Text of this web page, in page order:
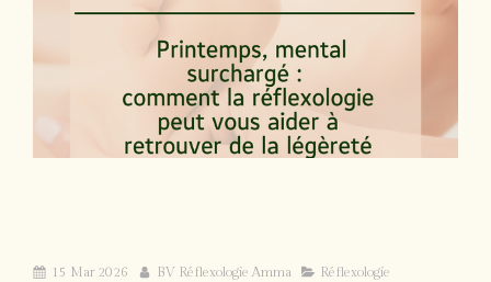
15 Mar 2026 BV Réflexologie Amma Réflexologie